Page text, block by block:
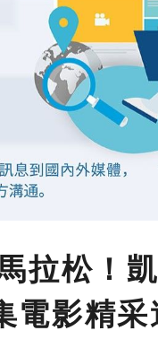
拉松！
影精采